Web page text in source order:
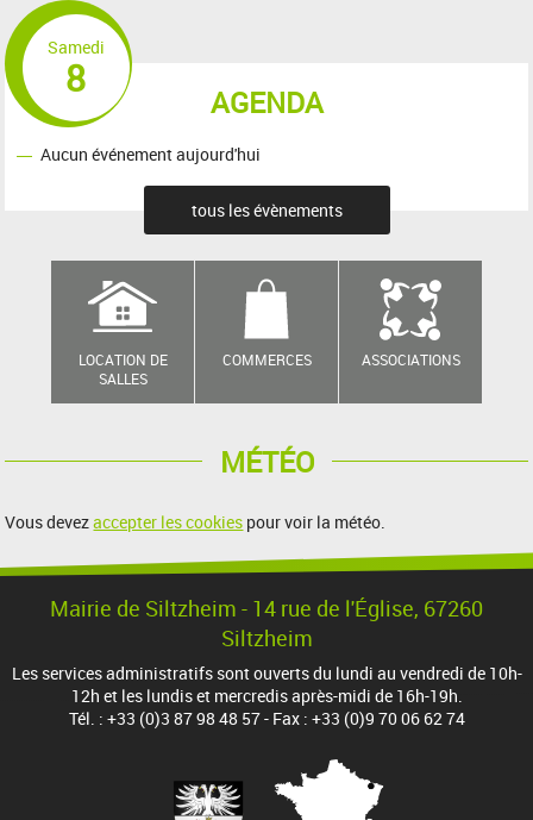
AGENDA
Samedi
8
Aucun événement aujourd'hui
tous les évènements
LOCATION DE
SALLES
COMMERCES ASSOCIATIONS
MÉTÉO
Vous devezaccepter les cookies pour voir la météo.
Mairie de Siltzheim - 14 rue de l'Église, 67260
Siltzheim
Les services administratifs sont ouverts du lundi au vendredi de 10h-
12h et les lundis et mercredis après-midi de 16h-19h.
Tél. : +33 (0)3 87 98 48 57 - Fax : +33 (0)9 70 06 62 74